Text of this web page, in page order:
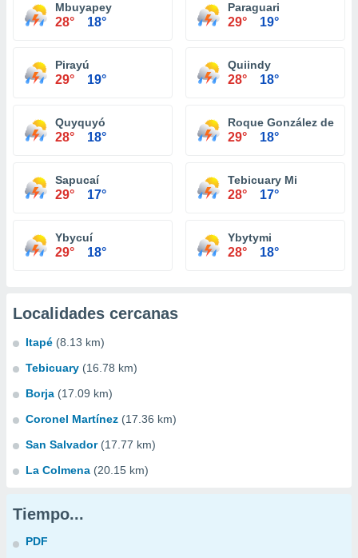
Mbuyapey
28° 18°
Paraguari
29° 19°
Pirayú
29° 19°
Quiindy
28° 18°
Quyquyó
28° 18°
Roque González de
29° 18°
Sapucaí
29° 17°
Tebicuary Mi
28° 17°
Ybycuí
29° 18°
Ybytymi
28° 18°
Localidades cercanas
Itapé (8.13 km)
Tebicuary (16.78 km)
Borja (17.09 km)
Coronel Martínez (17.36 km)
San Salvador (17.77 km)
La Colmena (20.15 km)
Tiempo...
PDF